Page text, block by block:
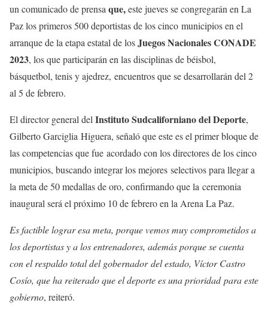
un comunicado de prensa que,este jueves se congregarán en La
Paz los primeros 500 deportistas de los cinco municipios en el
arranque de la etapa estatal de losJuegos Nacionales CONADE
2023, los que participarán en las disciplinas de béisbol,
básquetbol, tenis y ajedrez, encuentros que se desarrollarán del 2
al 5 de febrero.
El director general del Instituto Sudcaliforniano del Deporte,
Gilberto Garciglia Higuera, señaló que este es el primer bloque de
las competencias que fue acordado con los directores de los cinco
municipios, buscando integrar los mejores selectivos para llegar a
la meta de 50 medallas de oro, confirmando que la ceremonia
inaugural será el próximo 10 de febrero en la Arena La Paz.
Es factible lograr esa meta, porque vemos muy comprometidos a
los deportistas y a los entrenadores, además porque se cuenta
con el respaldo total del gobernador del estado, Víctor Castro
Cosío, que ha reiterado que el deporte es una prioridad para este
gobierno, reiteró.